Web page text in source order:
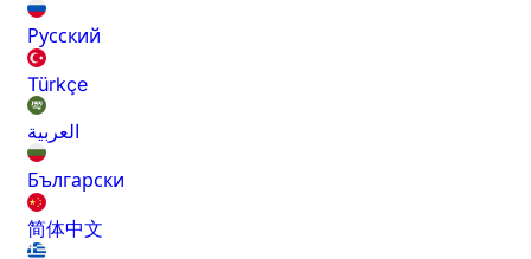
Русский
Türkçe
العربية
Български
简体中文